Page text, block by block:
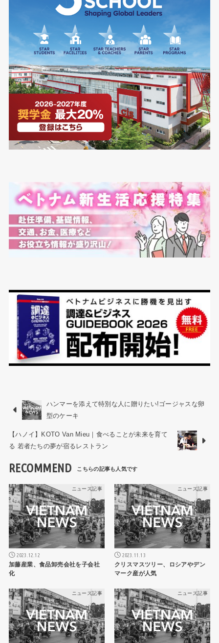
ハンマーを添えて特別な人に贈りたい!ゴージャスな卵
型のケーキ
【ハノイ】KOTO Van Mieu｜食べることが未来を育て
る 若者たちの夢が宿るレストラン
RECOMMEND
ニュース記事
2023.12.12
加藤産業、食品卸売会社を子会社
化
ニュース記事
2023.11.13
クリスマスツリー、ロシアやデン
マーク産が人気
ニュース記事 ニュース記事